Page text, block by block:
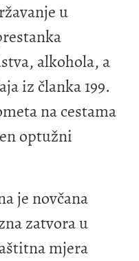
u
alkohola, a
iz članka 199.
na cestama
optužni
je novčana
zatvora u
mjera